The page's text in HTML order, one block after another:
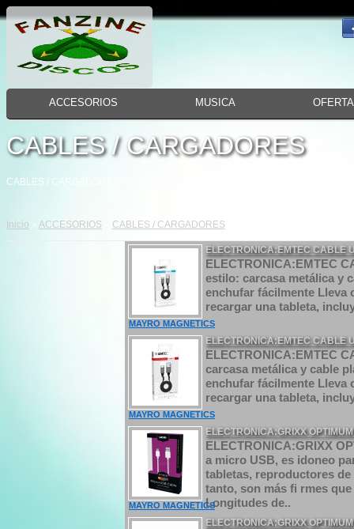
ACCESORIOS MUSICA
CABLES / CARGADORES
CABLES / CARGADORES
Inicio » ACCESORIOS CABLES / CARGADORES
ELECTRONICA:EMTEC CABLE
ELECTRONICA:EMTEC
estilo: carcasa metálica y
enchufar fácilmente Lleva
recargar una tableta,
MAYRO MAGNETICS
ELECTRONICA:EMTEC CABLE
ELECTRONICA:EMTEC
carcasa metálica y cable
enchufar fácilmente Lleva
recargar una tableta,
MAYRO MAGNETICS
ELECTRONICA:GRIXX
ELECTRONICA:GRIXX
a micro USB, es idoneo
tabletas, reproductores
tanto, son más ﬁ rmes
Longitudes de..
MAYRO MAGNETICS
ELECTRONICA:GRIXX